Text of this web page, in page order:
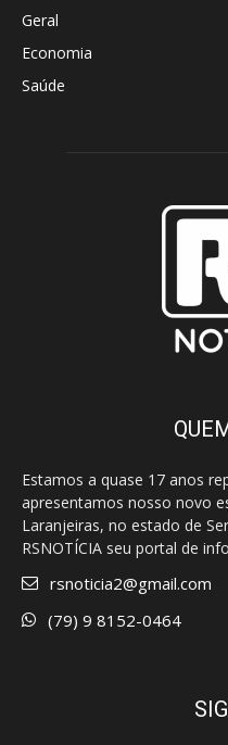
Geral
Economia
Saúde
Estamos a quase 17 anos
apresentamos nosso novo
Laranjeiras, no estado de
RSNOTÍCIA seu portal de
rsnoticia2@gmail.com
(79) 9 8152-0464